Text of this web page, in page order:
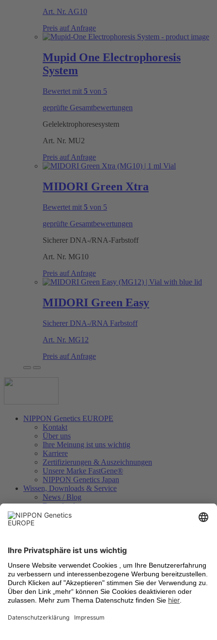
Art. Nr. AG10
Preis auf Anfrage
Mupid One Electrophoresis
System
Bewertet mit 5 von 5
geprüfte Gesamtbewertungen
Gelelektrophoresesystem
Art. Nr. MU2
Preis auf Anfrage
MIDORI Green Xtra
Bewertet mit 5 von 5
geprüfte Gesamtbewertungen
Sicherer DNA-/RNA-Farbstoff
Art. Nr. MG10
Preis auf Anfrage
MIDORI Green Easy
Sicherer DNA-/RNA Farbstoff
Art. Nr. MG12
Preis auf Anfrage
NIPPON Genetics EUROPE
Kontakt
Über uns
Ihre Meinung ist uns wichtig
Karriere
Zertifizierungen & Auszeichnungen
Unsere Marke FastGene®
NIPPON Genetics Japan
Wissen, Downloads & Service
News / Blog
Downloads
Videos
Internationale Händler
Allgemeine Geschäftsbedingungen
Versandkosten
Rücknahme von Altgeräten
Datenschutzbestimmungen
Cookie Einstellungen
Warenzeichen